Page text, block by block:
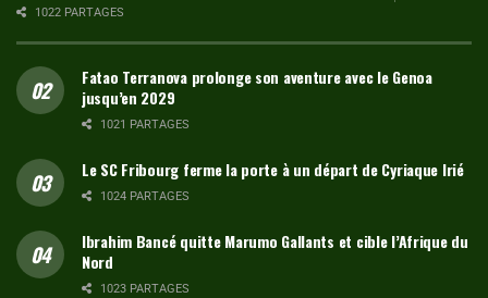
1022 PARTAGES
Fatao Terranova prolonge son aventure avec le Genoa
jusqu’en 2029
1021 PARTAGES
Le SC Fribourg ferme la porte à un départ de Cyriaque Irié
1024 PARTAGES
Ibrahim Bancé quitte Marumo Gallants et cible l’Afrique du
Nord
1023 PARTAGES